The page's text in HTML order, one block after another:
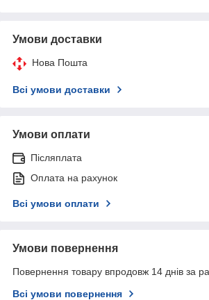
Умови доставки
Нова Пошта
Всі умови доставки
Умови оплати
Післяплата
Оплата на рахунок
Всі умови оплати
Умови повернення
Повернення товару впродовж 14 днів за
Всі умови повернення